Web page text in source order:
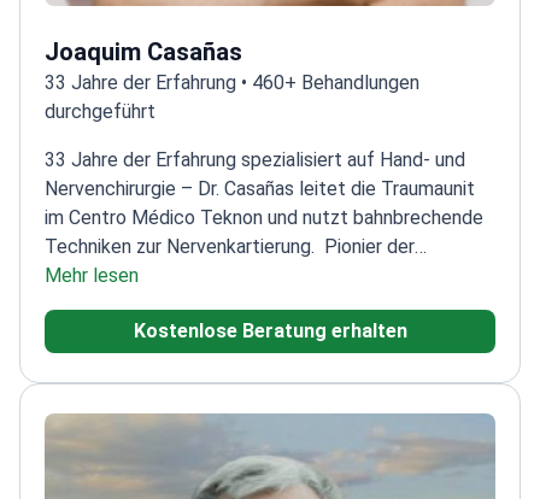
Joaquim Casañas
33 Jahre der Erfahrung • 460+ Behandlungen
durchgeführt
33 Jahre der Erfahrung spezialisiert auf Hand- und
Nervenchirurgie – Dr. Casañas leitet die Traumaunit
im Centro Médico Teknon und nutzt bahnbrechende
Techniken zur Nervenkartierung. Pionier der
intraoperativen elektrophysiologischen Überwachung
Universitätsklinikum BellvitgeBehandelt
PedrosaPräsident der Spanischen Gesellschaft für
HandchirurgieAusgebildet an der Mayo Clinic und
führenden französischen Krankenhäusern
Mehr lesen
Kostenlose Beratung erhalten